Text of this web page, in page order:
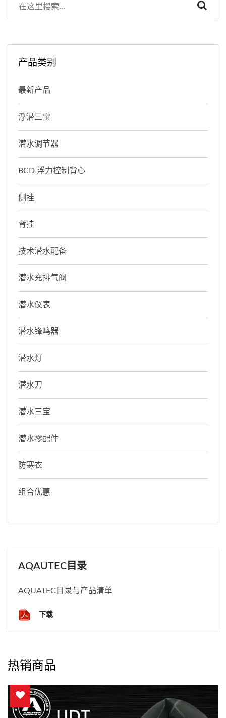
产品类别
最新产品
浮潜三宝
潜水调节器
BCD 浮力控制背心
侧挂
背挂
技术潜水配备
潜水充排气阀
潜水仪表
潜水锋鸣器
潜水灯
潜水刀
潜水三宝
潜水零配件
防寒衣
组合优惠
AQAUTEC目录
AQUATEC目录与产品清单
下载
热销商品